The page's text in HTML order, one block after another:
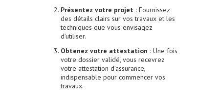
Présentez votre projet : Fournissez
des détails clairs sur vos travaux et les
techniques que vous envisagez
d’utiliser.
Obtenez votre attestation : Une fois
votre dossier validé, vous recevrez
votre attestation d’assurance,
indispensable pour commencer vos
travaux.